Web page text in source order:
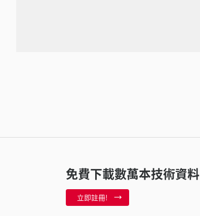
免費下載數萬本技術資料
立即註冊!